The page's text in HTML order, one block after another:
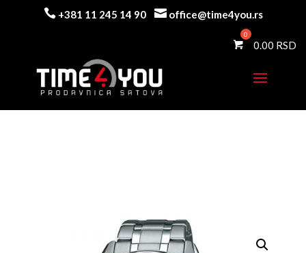
 +381 11 245 14 90  office@time4you.rs
0.00